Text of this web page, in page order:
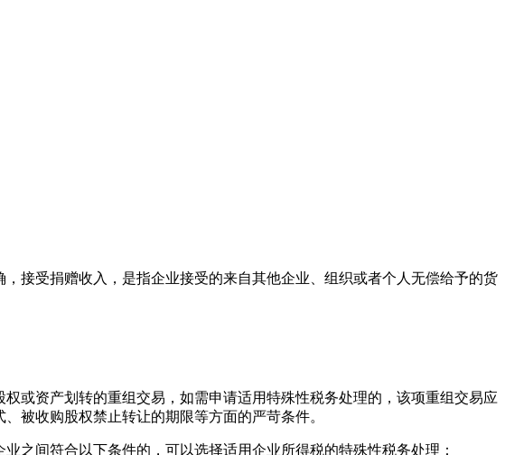
接受捐赠收入，是指企业接受的来自其他企业、组织或者个人无偿给予的货
或资产划转的重组交易，如需申请适用特殊性税务处理的，该项重组交易应
被收购股权禁止转让的期限等方面的严苛条件。
之间符合以下条件的，可以选择适用企业所得税的特殊性税务处理：